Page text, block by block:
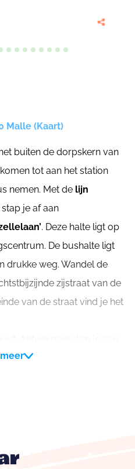
Malle (Kaart)
buiten de dorpskern van
tot aan het station
nemen. Met de lijn
je af aan
. Deze halte ligt op
De bushalte ligt
drukke weg. Wandel de
zijstraat van de
van de straat vind je het
.
619